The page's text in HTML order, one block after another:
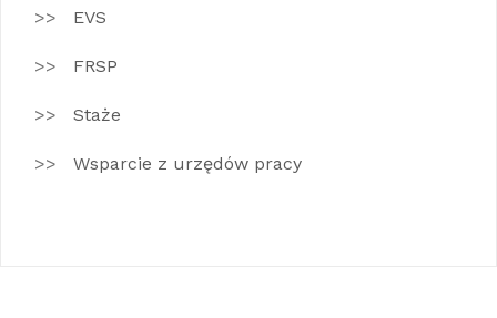
EVS
FRSP
Staże
Wsparcie z urzędów pracy